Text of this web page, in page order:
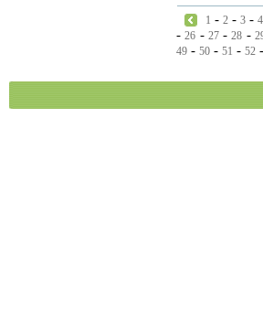
1 -2 -3 -4
-26 - 27-28 -
49 - 50 - 51 - 52 -